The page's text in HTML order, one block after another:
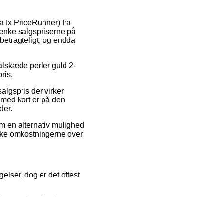
fx PriceRunner) fra
salgspriserne på
og endda
perler guld 2-
der virker
kort er på den
en alternativ mulighed
omkostningerne over
dog er det oftest